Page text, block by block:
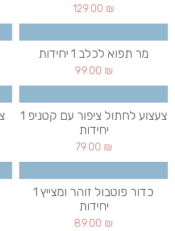
129.00 ₪
מר תפוא לכלב 1 יחידות
99.00 ₪
צעצוע לחתול ציפור עם קטניפ 1
יחידות
79.00 ₪
כדור פוטבול זוהר ומצייץ 1
יחידות
89.00 ₪